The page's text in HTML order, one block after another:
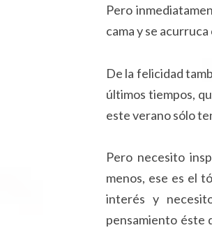
Pero
cama y se
De la felicidad
últimos tiempos,
este verano sólo
Pero necesito
menos, ese es el
interés y
pensamiento éste